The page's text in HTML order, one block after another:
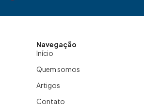
Navegação
Início
Quem somos
Artigos
Contato